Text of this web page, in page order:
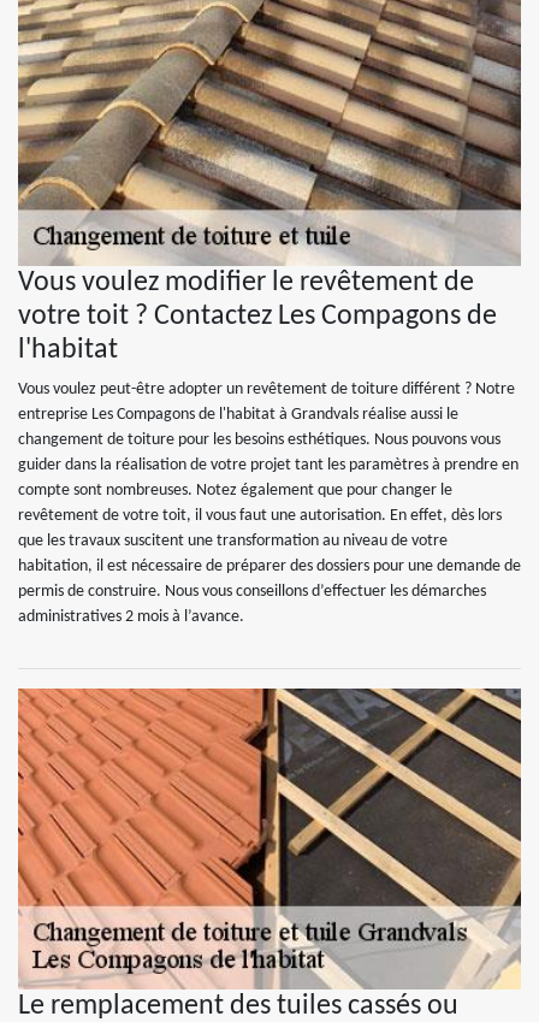
Vous voulez modifier le revêtement de
votre toit ? Contactez Les Compagons de
l'habitat
Vous voulez peut-être adopter un revêtement de toiture différent ? Notre
entreprise Les Compagons de l'habitat à Grandvals réalise aussi le
changement de toiture pour les besoins esthétiques. Nous pouvons vous
guider dans la réalisation de votre projet tant les paramètres à prendre en
compte sont nombreuses. Notez également que pour changer le
revêtement de votre toit, il vous faut une autorisation. En effet, dès lors
que les travaux suscitent une transformation au niveau de votre
habitation, il est nécessaire de préparer des dossiers pour une demande de
permis de construire. Nous vous conseillons d’effectuer les démarches
administratives 2 mois à l’avance.
Le remplacement des tuiles cassés ou